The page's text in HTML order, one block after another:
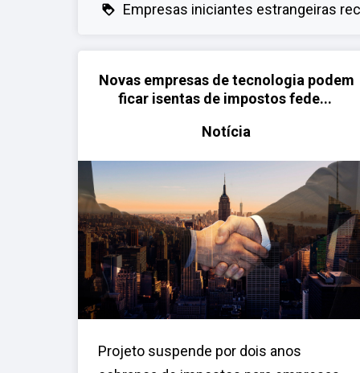
Empresas iniciantes estrangeiras
Novas empresas de tecnologia podem
ficar isentas de impostos fede...
Notícia
Projeto suspende por dois anos